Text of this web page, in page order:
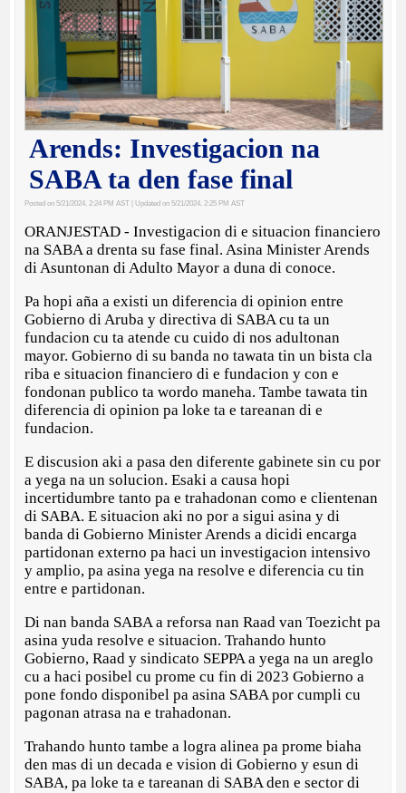
Arends: Investigacion na
SABA ta den fase final
Posted on 5/21/2024, 2:24 PM AST | Updated on 5/21/2024, 2:25 PM AST
ORANJESTAD - Investigacion di e situacion financiero
na SABA a drenta su fase final. Asina Minister Arends
di Asuntonan di Adulto Mayor a duna di conoce.
Pa hopi aña a existi un diferencia di opinion entre
Gobierno di Aruba y directiva di SABA cu ta un
fundacion cu ta atende cu cuido di nos adultonan
mayor. Gobierno di su banda no tawata tin un bista cla
riba e situacion financiero di e fundacion y con e
fondonan publico ta wordo maneha. Tambe tawata tin
diferencia di opinion pa loke ta e tareanan di e
fundacion.
E discusion aki a pasa den diferente gabinete sin cu por
a yega na un solucion. Esaki a causa hopi
incertidumbre tanto pa e trahadonan como e clientenan
di SABA. E situacion aki no por a sigui asina y di
banda di Gobierno Minister Arends a dicidi encarga
partidonan externo pa haci un investigacion intensivo
y amplio, pa asina yega na resolve e diferencia cu tin
entre e partidonan.
Di nan banda SABA a reforsa nan Raad van Toezicht pa
asina yuda resolve e situacion. Trahando hunto
Gobierno, Raad y sindicato SEPPA a yega na un areglo
cu a haci posibel cu prome cu fin di 2023 Gobierno a
pone fondo disponibel pa asina SABA por cumpli cu
pagonan atrasa na e trahadonan.
Trahando hunto tambe a logra alinea pa prome biaha
den mas di un decada e vision di Gobierno y esun di
SABA, pa loke ta e tareanan di SABA den e sector di